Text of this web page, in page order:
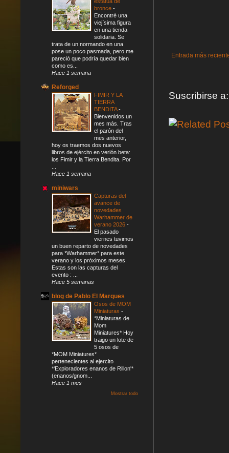
Entrada más
Suscribirse
bronce -
Encontré una
viejísima figura
en una tienda
solidaria. Se
trata de un normando en una
pose un poco pasmada, pero me
pareció que podría quedar bien
como es...
Hace 1 semana
Reforged
FIMIR Y LA
TIERRA
BENDITA-
Bienvenidos un
mes más. Tras
el parón del
mes anterior,
hoy os traemos dos nuevos
libros de ejército en verión beta:
los Fimir y la Tierra Bendita. Por
Hace 1 semana
miniwars
Capturas del
avance de
novedades
Warhammer de
verano 2026 -
El pasado
viernes tuvimos
un buen reparto de novedades
para *Warhammer* para este
verano y los próximos meses.
Estas son las capturas del
evento : ...
Hace 5 semanas
blog de Pablo El Marques
Osos de MOM
Miniaturas -
*Miniaturas de
Mom
Miniatures* Hoy
traigo un lote de
5 osos de
*MOM Miniatures*
pertenecientes al ejercito
*'Exploradores enanos de Rillon'*
(enanos/gnom...
Hace 1 mes
Mostrar todo